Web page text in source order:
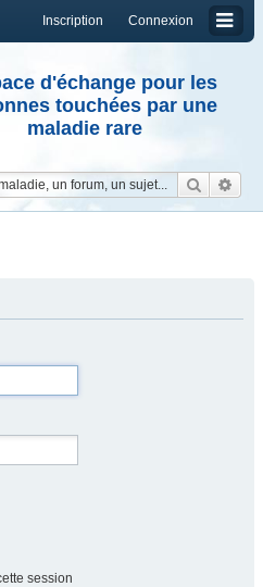
Connexion
Inscription
d'échange pour les
touchées par une
maladie rare
session